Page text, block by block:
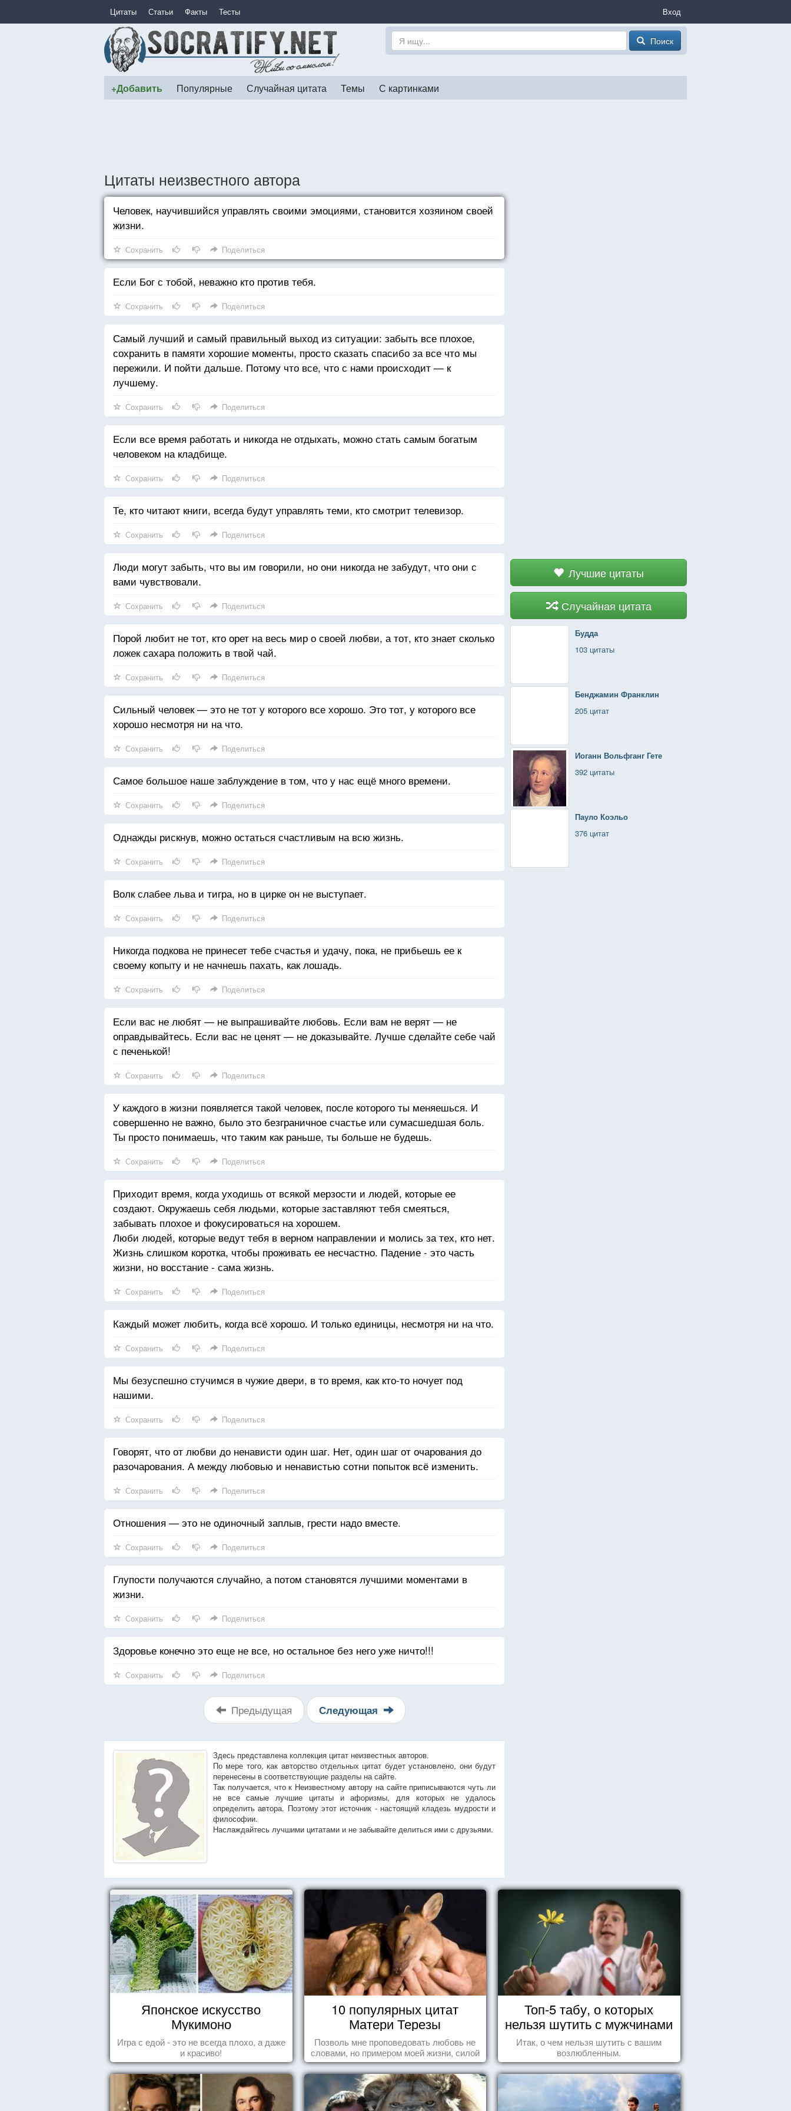
Цитаты Статьи Факты Тесты Вход
Поиск
+Добавить Популярные Случайная цитата Темы С картинками
Цитаты неизвестного автора
Лучшие цитаты
Случайная цитата
Будда
103 цитаты
Бенджамин Франклин
205 цитат
Иоганн Вольфганг Гете
392 цитаты
Пауло Коэльо
376 цитат
Человек, научившийся управлять своими эмоциями, становится хозяином своей
жизни.
Сохранить Поделиться
Если Бог с тобой, неважно кто против тебя.
Сохранить Поделиться
Самый лучший и самый правильный выход из ситуации: забыть все плохое,
сохранить в памяти хорошие моменты, просто сказать спасибо за все что мы
пережили. И пойти дальше. Потому что все, что с нами происходит — к
лучшему.
Сохранить Поделиться
Если все время работать и никогда не отдыхать, можно стать самым богатым
человеком на кладбище.
Сохранить Поделиться
Те, кто читают книги, всегда будут управлять теми, кто смотрит телевизор.
Сохранить Поделиться
Люди могут забыть, что вы им говорили, но они никогда не забудут, что они с
вами чувствовали.
Сохранить Поделиться
Порой любит не тот, кто орет на весь мир о своей любви, а тот, кто знает сколько
ложек сахара положить в твой чай.
Сохранить Поделиться
Сильный человек — это не тот у которого все хорошо. Это тот, у которого все
хорошо несмотря ни на что.
Сохранить Поделиться
Самое большое наше заблуждение в том, что у нас ещё много времени.
Сохранить Поделиться
Однажды рискнув, можно остаться счастливым на всю жизнь.
Сохранить Поделиться
Волк слабее льва и тигра, но в цирке он не выступает.
Сохранить Поделиться
Никогда подкова не принесет тебе счастья и удачу, пока, не прибьешь ее к
своему копыту и не начнешь пахать, как лошадь.
Сохранить Поделиться
Если вас не любят — не выпрашивайте любовь. Если вам не верят — не
оправдывайтесь. Если вас не ценят — не доказывайте. Лучше сделайте себе чай
с печенькой!
Сохранить Поделиться
У каждого в жизни появляется такой человек, после которого ты меняешься. И
совершенно не важно, было это безграничное счастье или сумасшедшая боль.
Ты просто понимаешь, что таким как раньше, ты больше не будешь.
Сохранить Поделиться
Приходит время, когда уходишь от всякой мерзости и людей, которые ее
создают. Окружаешь себя людьми, которые заставляют тебя смеяться,
забывать плохое и фокусироваться на хорошем.
Люби людей, которые ведут тебя в верном направлении и молись за тех, кто нет.
Жизнь слишком коротка, чтобы проживать ее несчастно. Падение - это часть
жизни, но восстание - сама жизнь.
Сохранить Поделиться
Каждый может любить, когда всё хорошо. И только единицы, несмотря ни на что.
Сохранить Поделиться
Мы безуспешно стучимся в чужие двери, в то время, как кто-то ночует под
нашими.
Сохранить Поделиться
Говорят, что от любви до ненависти один шаг. Нет, один шаг от очарования до
разочарования. А между любовью и ненавистью сотни попыток всё изменить.
Сохранить Поделиться
Отношения — это не одиночный заплыв, грести надо вместе.
Сохранить Поделиться
Глупости получаются случайно, а потом становятся лучшими моментами в
жизни.
Сохранить Поделиться
Здоровье конечно это еще не все, но остальное без него уже ничто!!!
Сохранить Поделиться
Предыдущая Следующая
Здесь представлена коллекция цитат неизвестных авторов.
По мере того, как авторство отдельных цитат будет установлено, они будут
перенесены в соответствующие разделы на сайте.
Так получается, что к Неизвестному автору на сайте приписываются чуть ли
не все самые лучшие цитаты и афоризмы, для которых не удалось
определить автора. Поэтому этот источник - настоящий кладезь мудрости и
философии.
Наслаждайтесь лучшими цитатами и не забывайте делиться ими с друзьями.
Японское искусство
Мукимоно
Игра с едой - это не всегда плохо, а даже
и красиво!
10 популярных цитат
Матери Терезы
Позволь мне проповедовать любовь не
словами, но примером моей жизни, силой
влечения, воодушевляющим влиянием ...
Топ-5 табу, о которых
нельзя шутить с мужчинами
Итак, о чем нельзя шутить с вашим
возлюбленным.